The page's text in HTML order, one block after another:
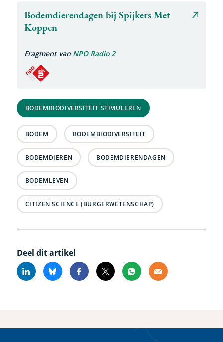
Media
snippet
Bodemdierendagen bij Spijkers Met
Koppen
Fragment van NPO Radio 2
BODEMBIODIVERSITEIT STIMULEREN
BODEM BODEMBIODIVERSITEIT
BODEMDIEREN BODEMDIERENDAGEN
BODEMLEVEN
CITIZEN SCIENCE (BURGERWETENSCHAP)
Deel dit artikel
LinkedinBlueskyFacebook
X Whatsapp
Email